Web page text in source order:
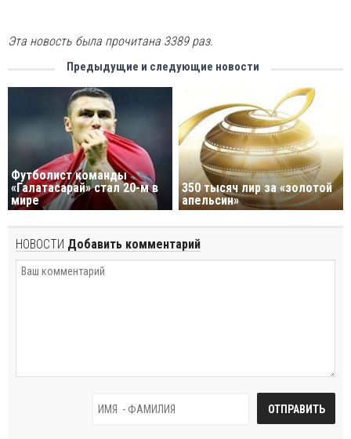
Эта новость была прочитана 3389 раз.
Предыдущие и следующие новости
Футболист команды
«Галатасарай» стал 20-м в
мире
350 тысяч лир за «золотой
апельсин»
НОВОСТИ Добавить комментарий